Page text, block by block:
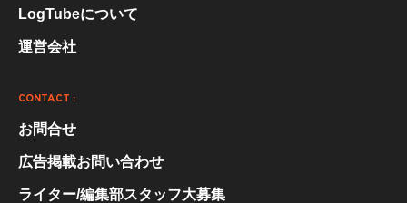
LogTubeについて
運営会社
CONTACT :
お問合せ
広告掲載お問い合わせ
ライター/編集部スタッフ大募集